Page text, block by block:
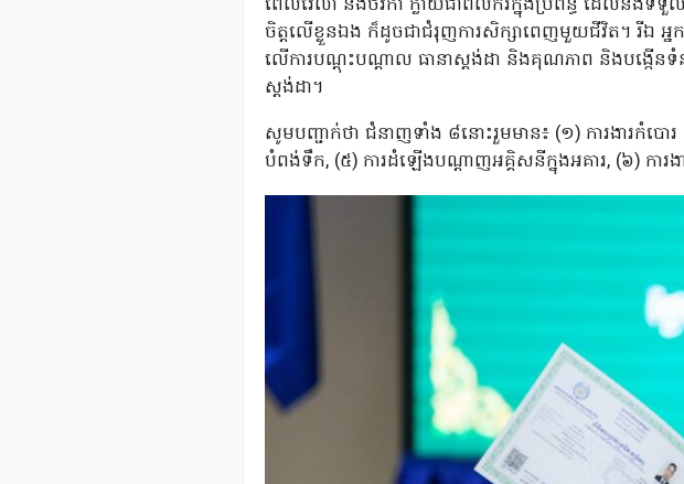
ចិត្តលើខ្លួនឯង ក៏ដូចជាជំរុញការសិក្សាពេញមួយជីវិត។ រីឯ
លើការបណ្តុះបណ្តាល ធានាស្តង់ដា និងគុណភាព និងបង្កើន
ស្តង់ដា។
សូមបញ្ជាក់ថា ជំនាញទាំង ៨នោះរួមមាន៖ (១) ការងារកំបោ
បំពង់ទឹក, (៥) ការដំឡើងបណ្តាញអគ្គិសនីក្នុងអគារ, (៦) ការ